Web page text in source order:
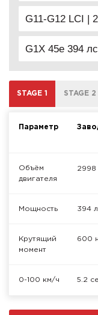
G11-G12 LCI |
G1X 45e 394 лс
STAGE 1 STAGE 2
Параметр
Объём
двигателя
2998
Мощность 394
Крутящий
момент
600
0-100 км/ч 5.2